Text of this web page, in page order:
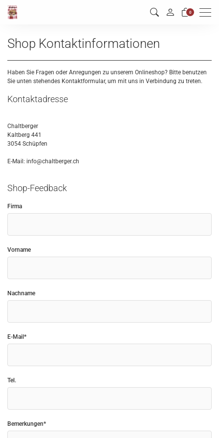
0 Menu
Shop Kontaktinformationen
Haben Sie Fragen oder Anregungen zu unserem Onlineshop? Bitte benutzen
Sie unten stehendes Kontaktformular, um mit uns in Verbindung zu treten.
Kontaktadresse
Chaltberger
Kaltberg 441
3054 Schüpfen
E-Mail: info@chaltberger.ch
Shop-Feedback
Firma
Vorname
Nachname
E-Mail*
Tel.
Bemerkungen*